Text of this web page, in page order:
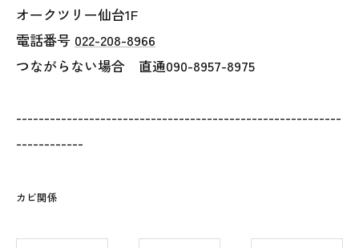
オークツリー仙台1F
電話番号 022-208-8966
つながらない場合 直通090-8957-8975
----------------------------------------------------------
------------
カビ関係